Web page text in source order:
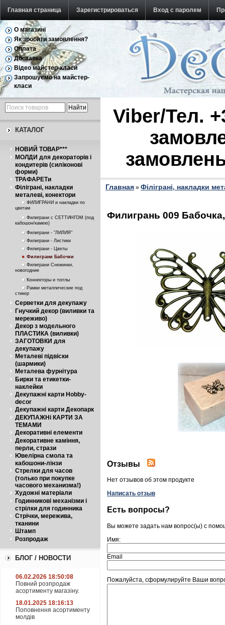
Главная страница Зарегистрироваться Вход с паролем
Обратная связь
О магазині
Як зробити замовлення?
Оплата
Доставка
Відео майстер-класи
Запрошуємо на майстер-
класи
КАТАЛОГ
НОВИЙ ТОВАР***
МОЛДИ для декораторів і
кондитерів (силіконові
форми)
ТРАФАРЕТи
Філіграні, накладки
металеві, конектори
ФИЛИГРАНИ и накладки по
цветам
Филиграни с СЕТТИНГОМ (под
кабошон/камею)
Филиграни - "ЛИЛИЯ"
Филиграни - Листики
Филиграни - Цветы
Филиграни Бабочки
Филиграни Снежинки,
новогодние
Коннекторы и тогглы
Рамки металлические под
стикер
Серветки для декупажу
Гнучкий декор (виливки та
мереживо)
Декор з модельного
ПЛАСТИКА (виливки)
ЗАГОТОВКИ для
декупажу
Металеві підвіски
(шармики)
Металева фурнітура
Бирки та етикетки-
наклейки
Декупажні карти Hobby-
decor
Декупажні карти Декопарк
ДЕКУПАЖНі КАРТИ ЗА
ТЕМАМИ
Декоративні елементи
Декоративне каміння,
перли, стрази
Ювелірна смола та
кабошони-лінзи
Стрелки для часов
(только при покупке
часового механизма!)
Художні матеріали
Годинникові механізми і
стрілки для годинника
Стрічки, мережива,
тканини
Штамп
Розпродаж
БЛОГ / НОВОСТИ
06.02.2026 18:50:08
Повний розпродаж
асортименту магазіну.
18.01.2025 18:16:13
Поповнення асортименту
молдів
Viber/Тел.
Главная » Філіграні, накладки
Филигрань 009
Отзывы
Нет отзывов об этом продукте
Написать отзыв
Есть вопросы?
Вы можете задать нам вопрос(ы) с
Имя:
Email
Пожалуйста, сформулируйте Ваши